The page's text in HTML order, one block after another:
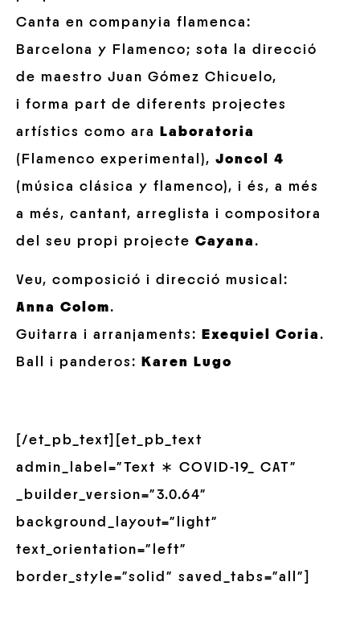
Canta en companyia flamenca:
Barcelona y Flamenco; sota la direcció
de maestro Juan Gómez Chicuelo,
i forma part de diferents projectes
artístics como ara
Laboratoria
(Flamenco experimental), Joncol 4
(música clásica y flamenco), i és, a més
a més, cantant, arreglista i compositora
del seu propi projecte Cayana.
Veu, composició i direcció musical:
Anna Colom.
Guitarra i arranjaments:
Exequiel Coria.
Ball i panderos:
Karen Lugo
[/et_pb_text][et_pb_text
admin_label=”Text ∗ COVID-19_ CAT”
_builder_version=”3.0.64″
background_layout=”light”
text_orientation=”left”
border_style=”solid” saved_tabs=”all”]